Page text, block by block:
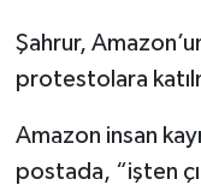
Şahrur,
protestolara
Amazon insan
postada, “işten